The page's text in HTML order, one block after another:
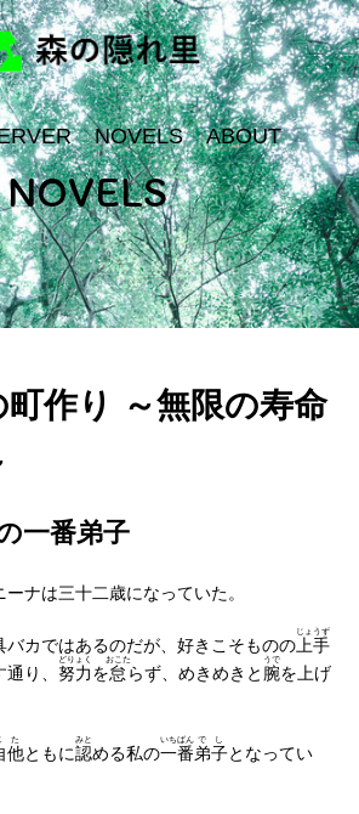
NOVELS ABOUT
NOVELS
作り ～無限の寿命
一番弟子
ナは三十二歳になっていた。
バカではあるのだが、好きこそものの上手
じょうず
通り、 努力
どりょく
を怠
おこた
らず、めきめきと 腕
うで
を上げ
他
た
ともに認
みと
める私の一番
いちばん
弟子
でし
となってい